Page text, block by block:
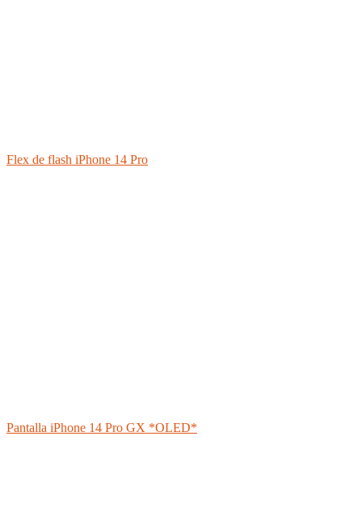
Flex de flash iPhone 14 Pro
Pantalla iPhone 14 Pro GX *OLED*